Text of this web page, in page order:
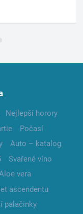
Nejlepší horory
Počasí
Auto – katalog
Svařené víno
vera
ascendentu
palačinky